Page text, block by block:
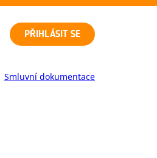
PŘIHLÁSIT SE
Smluvní dokumentace